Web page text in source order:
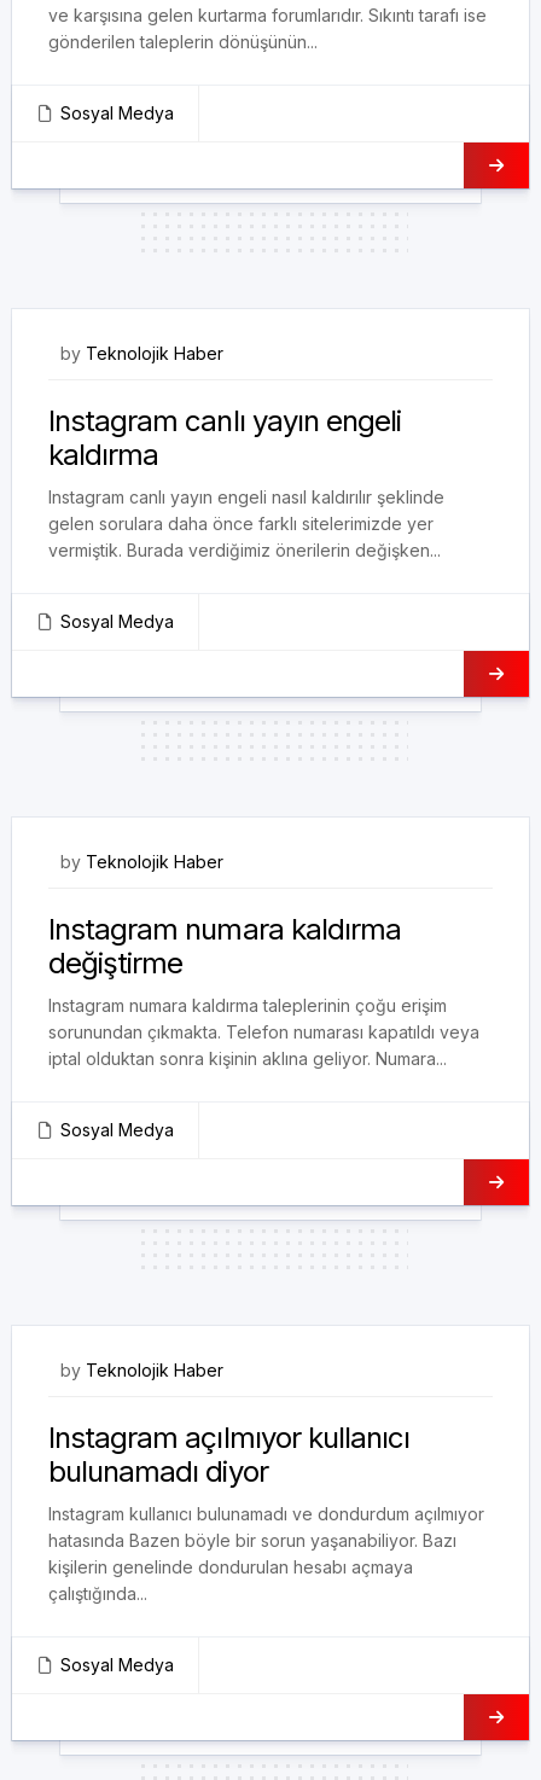
ve karşısına gelen kurtarma forumlarıdır. Sıkıntı tarafı ise
gönderilen taleplerin dönüşünün...
Sosyal Medya
by Teknolojik Haber
Instagram canlı yayın engeli
kaldırma
Instagram canlı yayın engeli nasıl kaldırılır şeklinde
gelen sorulara daha önce farklı sitelerimizde yer
vermiştik. Burada verdiğimiz önerilerin değişken...
Sosyal Medya
by Teknolojik Haber
Instagram numara kaldırma
değiştirme
Instagram numara kaldırma taleplerinin çoğu erişim
sorunundan çıkmakta. Telefon numarası kapatıldı veya
iptal olduktan sonra kişinin aklına geliyor. Numara...
Sosyal Medya
by Teknolojik Haber
Instagram açılmıyor kullanıcı
bulunamadı diyor
Instagram kullanıcı bulunamadı ve dondurdum açılmıyor
hatasında Bazen böyle bir sorun yaşanabiliyor. Bazı
kişilerin genelinde dondurulan hesabı açmaya
çalıştığında...
Sosyal Medya